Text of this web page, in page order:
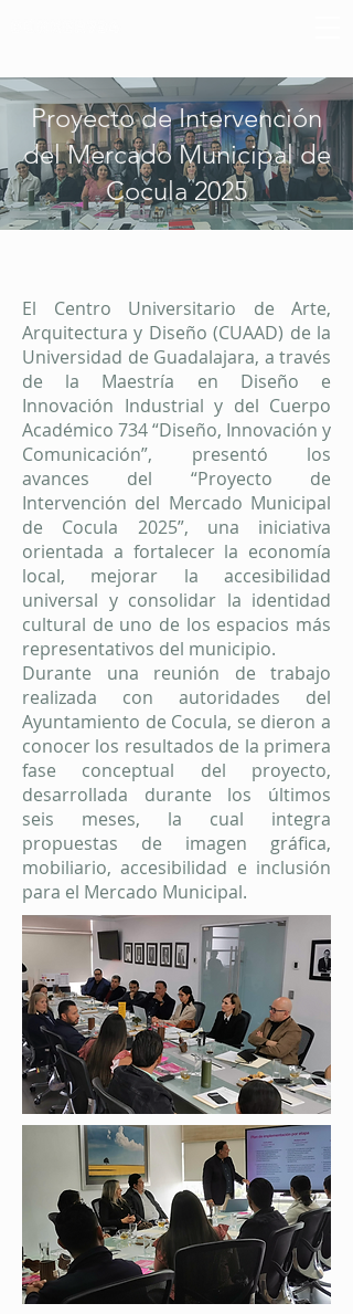
Proyecto de Intervención
del Mercado Municipal de
Cocula 2025
El Centro Universitario de Arte,
Arquitectura y Diseño (CUAAD) de la
Universidad de Guadalajara, a través
de la Maestría en Diseño e
Innovación Industrial y del Cuerpo
Académico 734 “Diseño, Innovación y
Comunicación”, presentó los
avances del “Proyecto de
Intervención del Mercado Municipal
de Cocula 2025”, una iniciativa
orientada a fortalecer la economía
local, mejorar la accesibilidad
universal y consolidar la identidad
cultural de uno de los espacios más
representativos del municipio.
Durante una reunión de trabajo
realizada con autoridades del
Ayuntamiento de Cocula, se dieron a
conocer los resultados de la primera
fase conceptual del proyecto,
desarrollada durante los últimos
seis meses, la cual integra
propuestas de imagen gráfica,
mobiliario, accesibilidad e inclusión
para el Mercado Municipal.